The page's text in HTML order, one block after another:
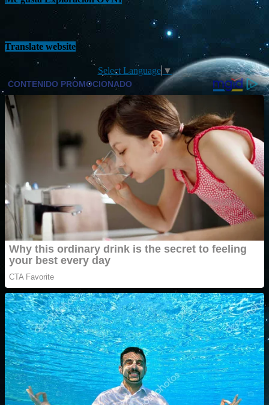
Translate website
Select Language ▼